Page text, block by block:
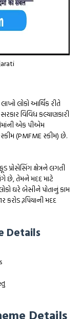
લોકો આર્થિક રીતે
વિવિધ કલ્યાણકારી
એક પીએમ
(PMFME સ્કીમ) છે.
ક્ષેત્રને લગતી
છે, તેમને મદદ માટે
ઘરે બેસીને પોતાનું કામ
રૂપિયાની મદદ
Details
Details